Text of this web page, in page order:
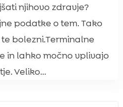
njihovo zdravje?
podatke o tem. Tako
bolezni.Terminalne
in lahko močno vplivajo
Veliko...